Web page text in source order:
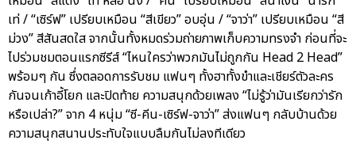
เท่ / “เซิร์ฟ” เปรียบเหมือน “สีเขียว” อบอุ่น / “จาว่า” เปรียบเหมือน “สี
ม่วง” สีสันสดใส จากนั้นทั้งหมดร่วมถ่ายภาพเก็บความทรงจำ ก่อนที่จะ
ไปร่วมชมตอนแรกซีรีส์ “ไหนใครว่าพวกมันไม่ถูกกัน Head 2 Head”
พร้อมๆ กัน ซึ่งตลอดการรับชม แฟนๆ ทั้งฮาทั้งขำและเชียร์ตัวละคร
กันจนเก้าอี้โยก และปิดท้าย ความสนุกด้วยเพลง “ไม่รู้ว่ามันเรียกว่ารัก
หรือเปล่า?” จาก 4 หนุ่ม “ซี-คีน-เซิร์ฟ-จาว่า” ส่งแฟนๆ กลับบ้านด้วย
ความสนุกสนานประทับใจแบบลืมกันไม่ลงทีเดียว